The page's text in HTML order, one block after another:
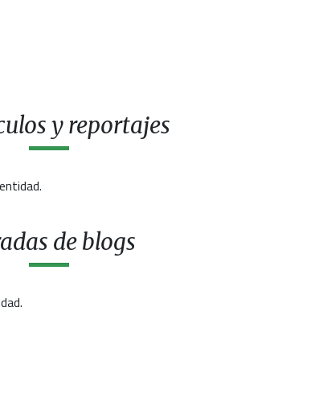
y reportajes
de blogs